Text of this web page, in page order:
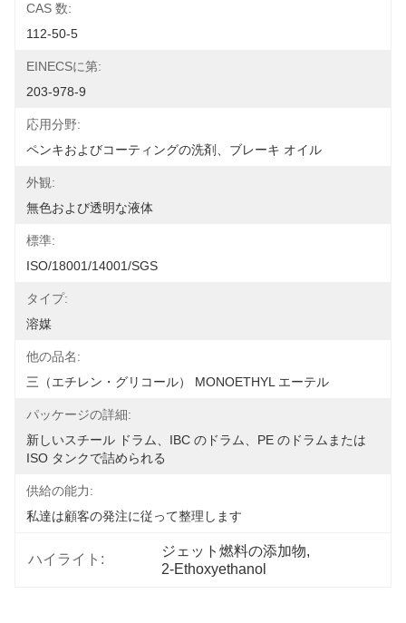
CAS 数:
112-50-5
EINECSに第:
203-978-9
応用分野:
ペンキおよびコーティングの洗剤、ブレーキ オイル
外観:
無色および透明な液体
標準:
ISO/18001/14001/SGS
タイプ:
溶媒
他の品名:
三（エチレン・グリコール） MONOETHYL エーテル
パッケージの詳細:
新しいスチール ドラム、IBC のドラム、PE のドラムまたは
ISO タンクで詰められる
供給の能力:
私達は顧客の発注に従って整理します
ハイライト:
ジェット燃料の添加物,
2-Ethoxyethanol